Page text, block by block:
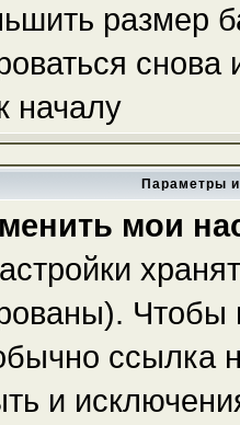
размер
началу
Параметры
мои
Чтобы
ссылка
и